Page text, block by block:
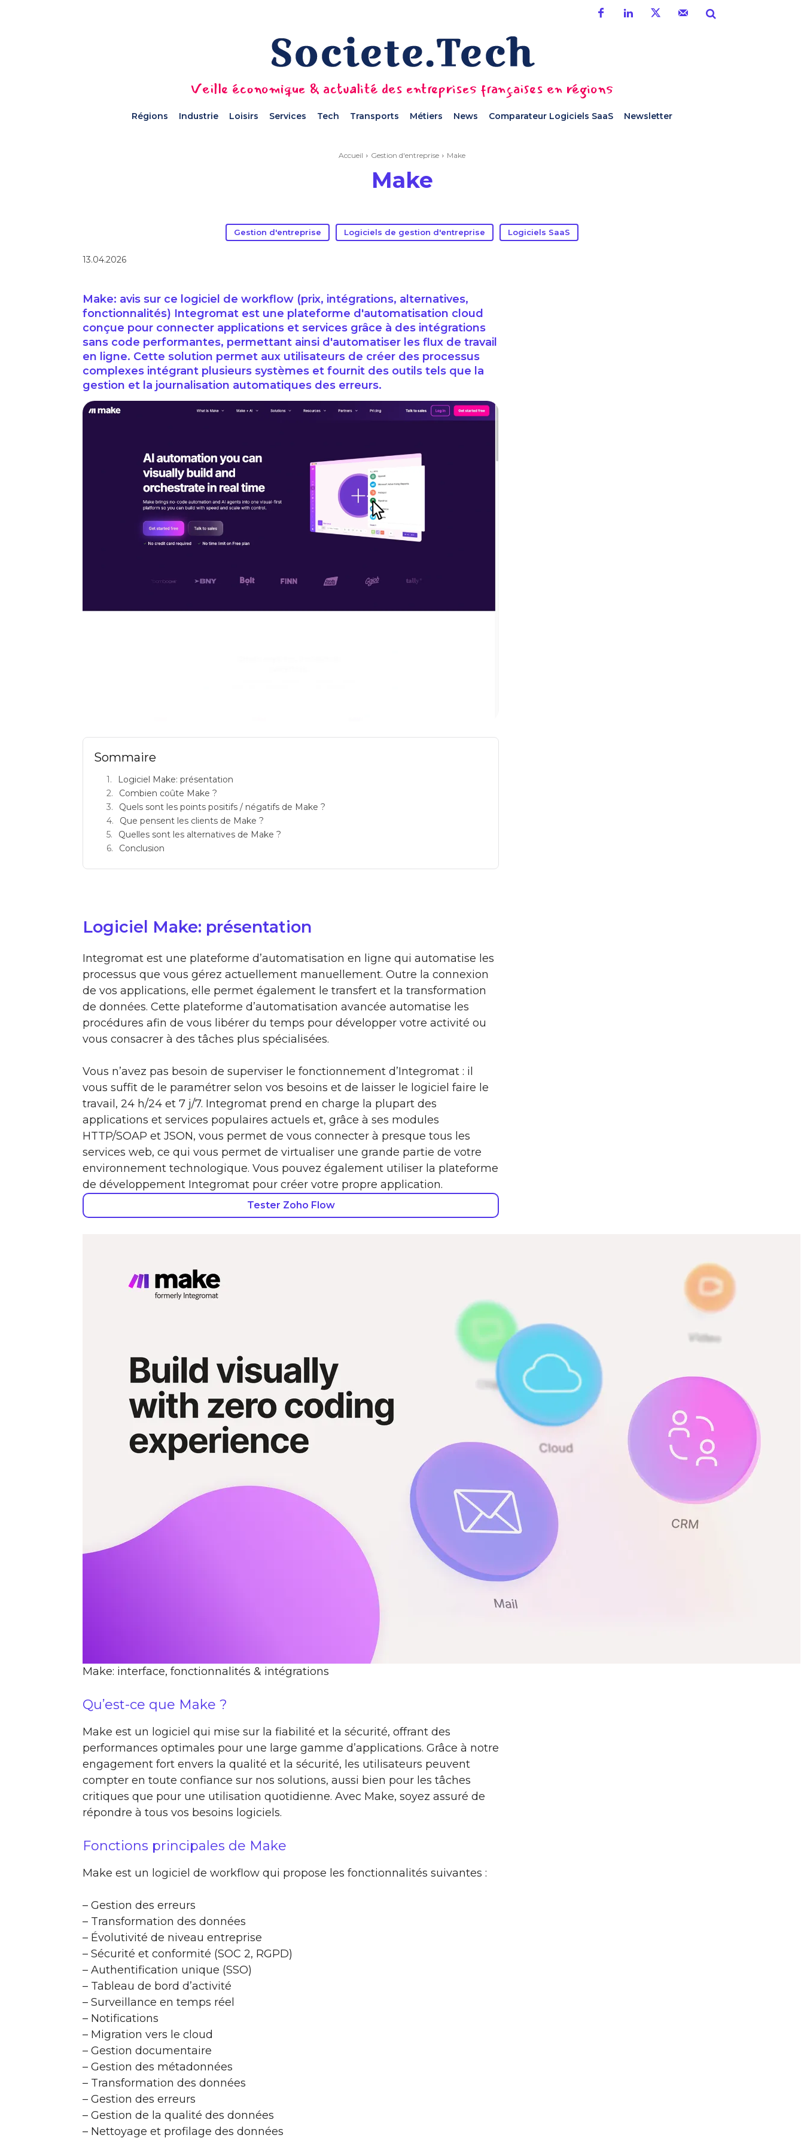
Veille économique & actualité des entreprises françaises en régions
Régions Industrie Loisirs Services Tech Transports Métiers News Comparateur Logiciels SaaS Newsletter
Accueil Gestion d'entreprise Make
Make
Gestion d'entreprise Logiciels de gestion d'entreprise Logiciels SaaS
13.04.2026
Make: avis sur ce logiciel de workflow (prix, intégrations, alternatives,
fonctionnalités) Integromat est une plateforme d'automatisation cloud
conçue pour connecter applications et services grâce à des intégrations
sans code performantes, permettant ainsi d'automatiser les flux de travail
en ligne. Cette solution permet aux utilisateurs de créer des processus
complexes intégrant plusieurs systèmes et fournit des outils tels que la
gestion et la journalisation automatiques des erreurs.
Sommaire
Logiciel Make: présentation
Combien coûte Make ?
Quels sont les points positifs / négatifs de Make ?
Que pensent les clients de Make ?
Quelles sont les alternatives de Make ?
Conclusion
Logiciel Make: présentation
Integromat est une plateforme d’automatisation en ligne qui automatise les
processus que vous gérez actuellement manuellement. Outre la connexion
de vos applications, elle permet également le transfert et la transformation
de données. Cette plateforme d’automatisation avancée automatise les
procédures afin de vous libérer du temps pour développer votre activité ou
vous consacrer à des tâches plus spécialisées.
Vous n’avez pas besoin de superviser le fonctionnement d’Integromat : il
vous suffit de le paramétrer selon vos besoins et de laisser le logiciel faire le
travail, 24 h/24 et 7 j/7. Integromat prend en charge la plupart des
applications et services populaires actuels et, grâce à ses modules
HTTP/SOAP et JSON, vous permet de vous connecter à presque tous les
services web, ce qui vous permet de virtualiser une grande partie de votre
environnement technologique. Vous pouvez également utiliser la plateforme
de développement Integromat pour créer votre propre application.
Tester Zoho Flow
Make: interface, fonctionnalités & intégrations
Qu’est-ce que Make ?
Make est un logiciel qui mise sur la fiabilité et la sécurité, offrant des
performances optimales pour une large gamme d’applications. Grâce à notre
engagement fort envers la qualité et la sécurité, les utilisateurs peuvent
compter en toute confiance sur nos solutions, aussi bien pour les tâches
critiques que pour une utilisation quotidienne. Avec Make, soyez assuré de
répondre à tous vos besoins logiciels.
Fonctions principales de Make
Make est un logiciel de workflow qui propose les fonctionnalités suivantes :
– Gestion des erreurs
– Transformation des données
– Évolutivité de niveau entreprise
– Sécurité et conformité (SOC 2, RGPD)
– Authentification unique (SSO)
– Tableau de bord d’activité
– Surveillance en temps réel
– Notifications
– Migration vers le cloud
– Gestion documentaire
– Gestion des métadonnées
– Transformation des données
– Gestion des erreurs
– Gestion de la qualité des données
– Nettoyage et profilage des données